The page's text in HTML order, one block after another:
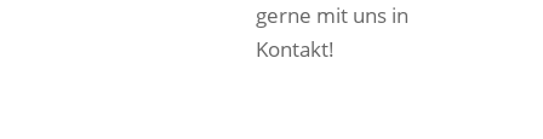
gerne mit uns in
Kontakt!